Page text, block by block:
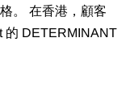
。 在香港，顧客
的 DETERMINANT